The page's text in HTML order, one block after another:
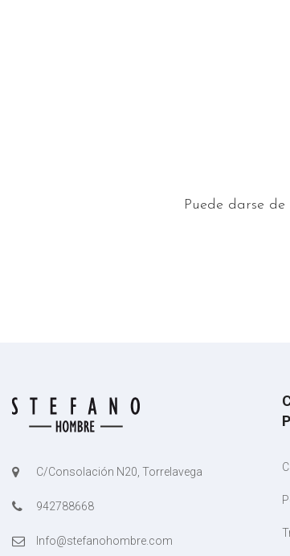
Puede darse
C/Consolación N20, Torrelavega
942788668
Info@stefanohombre.com